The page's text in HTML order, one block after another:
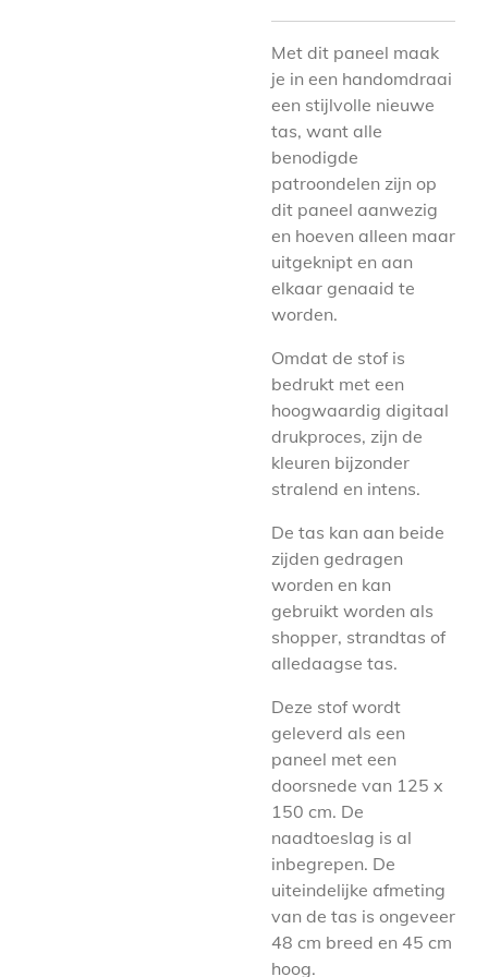
Met dit paneel maak
je in een handomdraai
een stijlvolle nieuwe
tas, want alle
benodigde
patroondelen zijn op
dit paneel aanwezig
en hoeven alleen maar
uitgeknipt en aan
elkaar genaaid te
worden.
Omdat de stof is
bedrukt met een
hoogwaardig digitaal
drukproces, zijn de
kleuren bijzonder
stralend en intens.
De tas kan aan beide
zijden gedragen
worden en kan
gebruikt worden als
shopper, strandtas of
alledaagse tas.
Deze stof wordt
geleverd als een
paneel met een
doorsnede van 125 x
150 cm. De
naadtoeslag is al
inbegrepen. De
uiteindelijke afmeting
van de tas is ongeveer
48 cm breed en 45 cm
hoog.